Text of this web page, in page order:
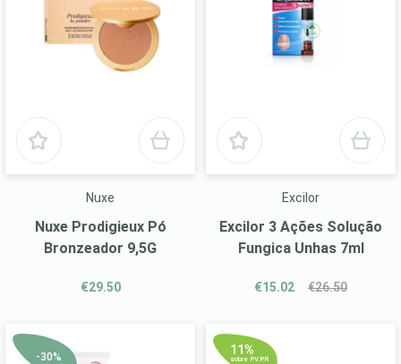
Nuxe
Nuxe Prodigieux Pó
Bronzeador 9,5G
€29.50
Excilor
Excilor 3 Ações Solução
Fungica Unhas 7ml
€15.02 €26.50
-30%
11%
sobre P.V.P.R